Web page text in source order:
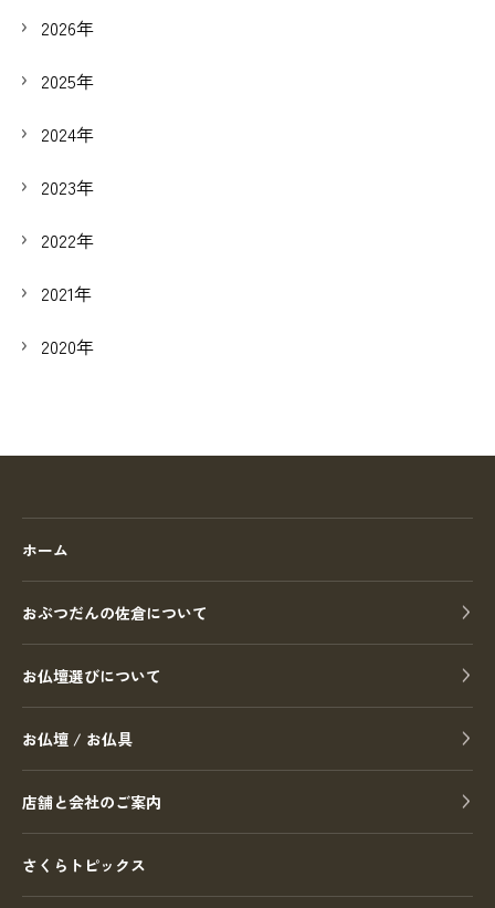
2026年
2025年
2024年
2023年
2022年
2021年
2020年
ホーム
おぶつだんの佐倉について
お仏壇選びについて
お仏壇 / お仏具
店舗と会社のご案内
さくらトピックス